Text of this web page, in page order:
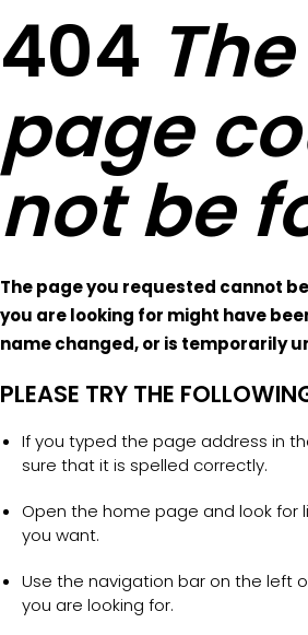
404 The
page
not be
The page you requested cannot
you are looking for might have
name changed, or is temporarily
PLEASE TRY THE
If you typed the page address in
sure that it is spelled correctly.
Open the home page and look for
you want.
Use the navigation bar on the left
you are looking for.